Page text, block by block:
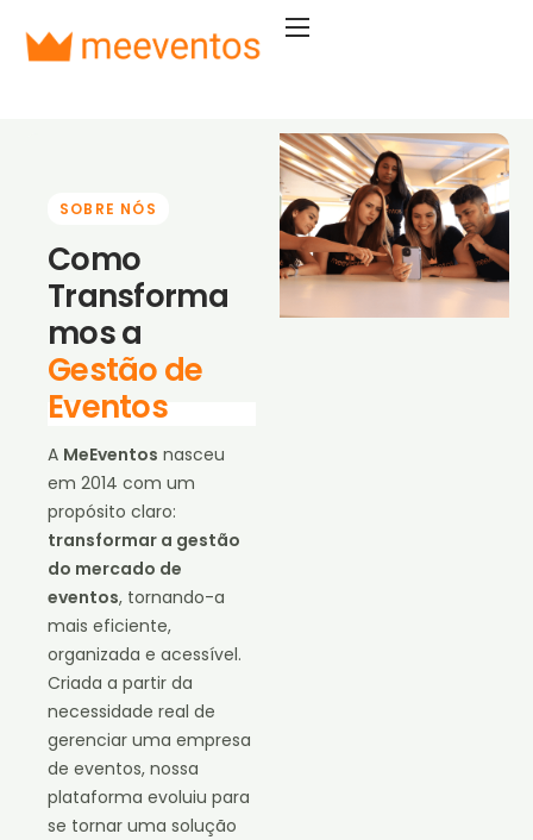
Soluções
Empresa
Entrar
Começar agora
SOBRE NÓS
Como
Transforma
mos a
Gestão de
Eventos
A MeEventos nasceu
em 2014 com um
propósito claro:
transformar a gestão
do mercado de
eventos, tornando-a
mais eficiente,
organizada e acessível.
Criada a partir da
necessidade real de
gerenciar uma empresa
de eventos, nossa
plataforma evoluiu para
se tornar uma solução